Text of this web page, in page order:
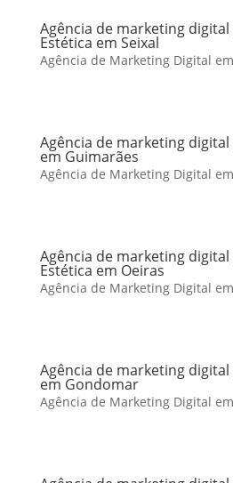
Agência de marketing
Estética em Seixal
Agência de Marketing Digital
Agência de marketing
em Guimarães
Agência de Marketing Digital
Agência de marketing
Estética em Oeiras
Agência de Marketing Digital
Agência de marketing
em Gondomar
Agência de Marketing Digital